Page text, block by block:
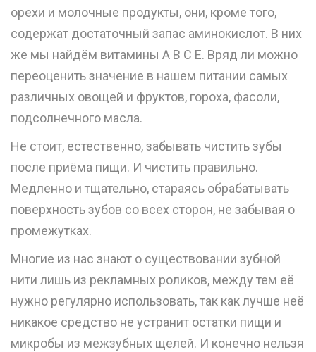
орехи и молочные продукты, они, кроме того,
содержат достаточный запас аминокислот. В них
же мы найдём витамины A B C E. Вряд ли можно
переоценить значение в нашем питании самых
различных овощей и фруктов, гороха, фасоли,
подсолнечного масла.
Не стоит, естественно, забывать чистить зубы
после приёма пищи. И чистить правильно.
Медленно и тщательно, стараясь обрабатывать
поверхность зубов со всех сторон, не забывая о
промежутках.
Многие из нас знают о существовании зубной
нити лишь из рекламных роликов, между тем её
нужно регулярно использовать, так как лучше неё
никакое средство не устранит остатки пищи и
микробы из межзубных щелей. И конечно нельзя